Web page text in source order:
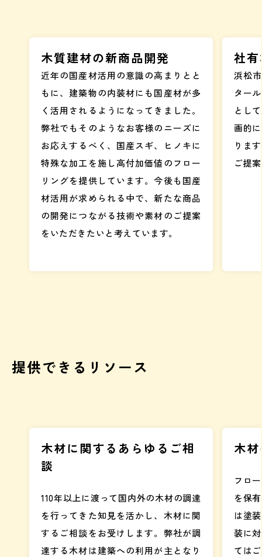
木質建材の新商品開発
近年の国産材活用の意識の高まりとと
もに、建築物の内装材にも国産材が多
く活用されるようになってきました。
弊社でもそのようなお客様のニーズに
お応えするべく、国産スギ、ヒノキに
特殊な加工を施し高付加価値のフロー
リングを提供しています。今後も国産
材活用が求められる中で、新たな商品
の開発につながる技術や素材のご提案
をいただきたいと考えています。
社
浜松
ター
とし
画的
りま
ご提
提供できるリソース
木材に関するあらゆるご相
談
110年以上に渡って国内外の木材の調達
を行ってきた知見を活かし、木材に関
するご相談をお受けします。弊社が調
達する木材は建築への利用が主となり
木
フロ
を保
は塗
装に
ては